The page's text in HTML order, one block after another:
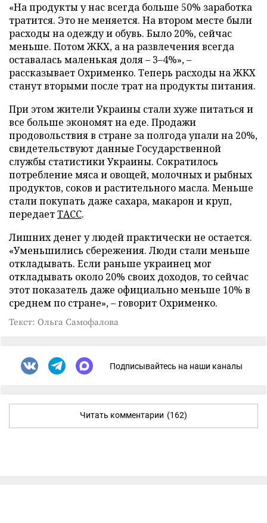
«На продукты у нас всегда больше 50% заработка
тратится. Это не меняется. На втором месте были
расходы на одежду и обувь. Было 20%, сейчас
меньше. Потом ЖКХ, а на развлечения всегда
оставалась маленькая доля – 3–4%», –
рассказывает Охрименко. Теперь расходы на ЖКХ
станут вторыми после трат на продукты питания.
При этом жители Украины стали хуже питаться и
все больше экономят на еде. Продажи
продовольствия в стране за полгода упали на 20%,
свидетельствуют данные Государственной
службы статистики Украины. Сократилось
потребление мяса и овощей, молочных и рыбных
продуктов, соков и растительного масла. Меньше
стали покупать даже сахара, макарон и круп,
передаетТАСС.
Лишних денег у людей практически не остается.
«Уменьшились сбережения. Люди стали меньше
откладывать. Если раньше украинец мог
откладывать около 20% своих доходов, то сейчас
этот показатель даже официально меньше 10% в
среднем по стране», – говорит Охрименко.
Текст: Ольга Самофалова
Подписывайтесь на наши каналы
Читать комментарии (162)